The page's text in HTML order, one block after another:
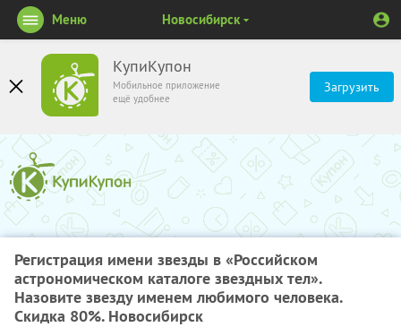
КупиКупон
Мобильное приложение
ещё удобнее
Загрузить
Меню Новосибирск
Регистрация имени звезды в «Российском
астрономическом каталоге звездных тел».
Назовите звезду именем любимого человека.
Скидка 80%. Новосибирск